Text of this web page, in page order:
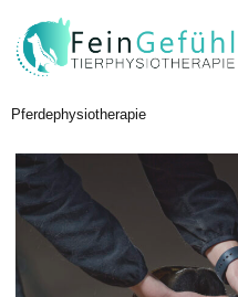
Pferdephysiotherapie